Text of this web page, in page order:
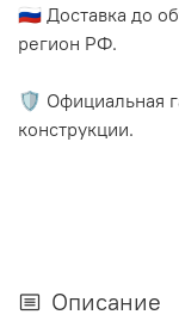
🇷🇺 Доставка до
регион РФ.
🛡️ Официальная
конструкции.
Описание